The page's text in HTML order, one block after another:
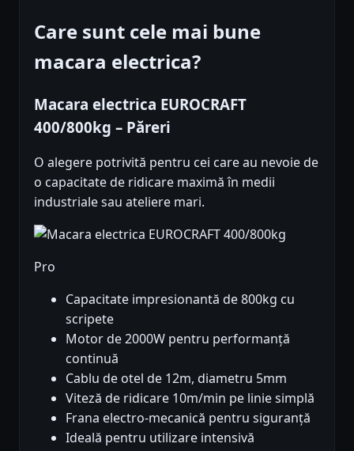
Care sunt cele mai bune
macara electrica?
Macara electrica EUROCRAFT
400/800kg – Păreri
O alegere potrivită pentru cei care au nevoie de
o capacitate de ridicare maximă în medii
industriale sau ateliere mari.
Pro
Capacitate impresionantă de 800kg cu
scripete
Motor de 2000W pentru performanță
continuă
Cablu de otel de 12m, diametru 5mm
Viteză de ridicare 10m/min pe linie simplă
Frana electro-mecanică pentru siguranță
Ideală pentru utilizare intensivă